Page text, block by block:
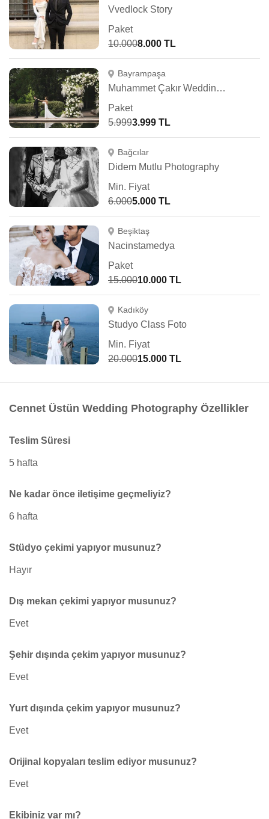
Vvedlock Story
Paket
10.0008.000 TL
Bayrampaşa
Muhammet Çakır Wedding Photography
Paket
5.9993.999 TL
Bağcılar
Didem Mutlu Photography
Min. Fiyat
6.0005.000 TL
Beşiktaş
Nacinstamedya
Paket
15.00010.000 TL
Kadıköy
Studyo Class Foto
Min. Fiyat
20.00015.000 TL
Cennet Üstün Wedding Photography Özellikler
Teslim Süresi
5 hafta
Ne kadar önce iletişime geçmeliyiz?
6 hafta
Stüdyo çekimi yapıyor musunuz?
Hayır
Dış mekan çekimi yapıyor musunuz?
Evet
Şehir dışında çekim yapıyor musunuz?
Evet
Yurt dışında çekim yapıyor musunuz?
Evet
Orijinal kopyaları teslim ediyor musunuz?
Evet
Ekibiniz var mı?